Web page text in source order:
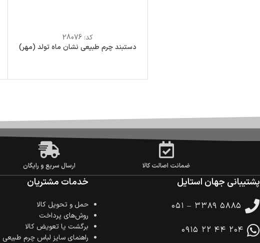
کد: 28076
دستبند چرم طبیعی نشان ماه تولد (مهر)
ضمانت اصالت کالا ارسال سریع و رایگان
پشتیبانی جهان استایل
۰۵۱ – ۳۳۸۹ ۵۸۸۵
۰۹۱۵ ۲۲ ۴۴ ۲۰۴
خدمات مشتریان
حمل‌ و تحویل کالا
روش‌های پرداخت
برگشت یا تعویض کالا
راهنمای سایز لباس چرم طبیعی